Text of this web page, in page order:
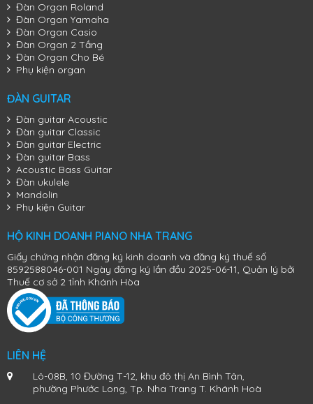
Đàn Piano Cơ Kawai K-400
Đàn Organ Roland
Đàn Organ Yamaha
Đàn Organ Casio
Đàn Organ 2 Tầng
Đàn Organ Cho Bé
Phụ kiện organ
ĐÀN GUITAR
Đàn guitar Acoustic
Đàn guitar Classic
Đàn guitar Electric
Đàn guitar Bass
Acoustic Bass Guitar
Đàn ukulele
Mandolin
Phụ kiện Guitar
HỘ KINH DOANH PIANO NHA TRANG
Giấy chứng nhận đăng ký kinh doanh và đăng ký thuế số
8592588046-001 Ngày đăng ký lần đầu 2025-06-11, Quản lý bởi
Thuế cơ sở 2 tỉnh Khánh Hòa
LIÊN HỆ
Lô-08B, 10 Đường T-12, khu đô thị An Bình Tân,
phường Phước Long, Tp. Nha Trang T. Khánh Hoà